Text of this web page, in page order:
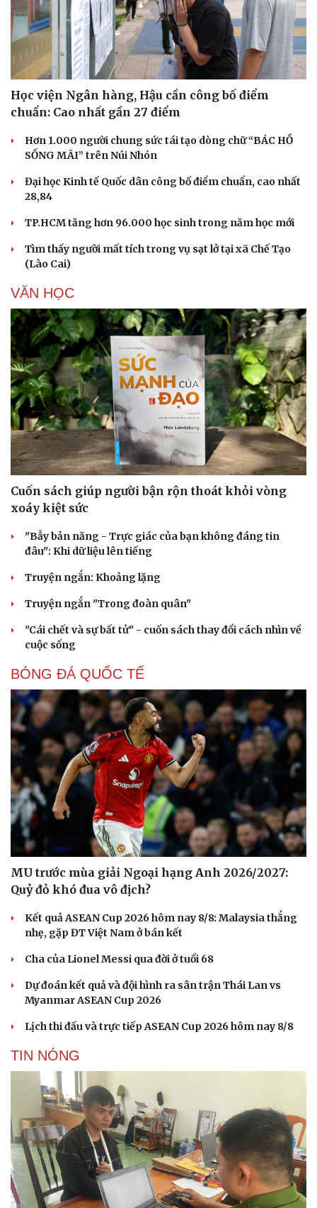
Doanh nghiệp
Thông tin doanh nghiệp
Doanh nghiệp 24h
Doanh nhân
Vì cộng đồng
Sành điệu
Tin Công nghệ
Trải nghiệm
Chuyển đổi số
Sức khỏe
Dinh dưỡng - món ngon
Cây thuốc
Sản phụ khoa
Nhi khoa
Nam khoa
Làm đẹp - giảm cân
Phòng mạch online
Đời sống
Blog
Học viện Ngân hàng, Hậu cần công bố điểm
chuẩn: Cao nhất gần 27 điểm
Hơn 1.000 người chung sức tái tạo dòng chữ “BÁC HỒ
SỐNG MÃI” trên Núi Nhón
Đại học Kinh tế Quốc dân công bố điểm chuẩn, cao nhất
28,84
TP.HCM tăng hơn 96.000 học sinh trong năm học mới
Tìm thấy người mất tích trong vụ sạt lở tại xã Chế Tạo
(Lào Cai)
VĂN HỌC
Cuốn sách giúp người bận rộn thoát khỏi vòng
xoáy kiệt sức
"Bẫy bản năng - Trực giác của bạn không đáng tin
đâu": Khi dữ liệu lên tiếng
Truyện ngắn: Khoảng lặng
Truyện ngắn "Trong đoàn quân"
"Cái chết và sự bất tử" - cuốn sách thay đổi cách nhìn về
cuộc sống
BÓNG ĐÁ QUỐC TẾ
MU trước mùa giải Ngoại hạng Anh 2026/2027:
Quỷ đỏ khó đua vô địch?
Kết quả ASEAN Cup 2026 hôm nay 8/8: Malaysia thắng
nhẹ, gặp ĐT Việt Nam ở bán kết
Cha của Lionel Messi qua đời ở tuổi 68
Dự đoán kết quả và đội hình ra sân trận Thái Lan vs
Myanmar ASEAN Cup 2026
Lịch thi đấu và trực tiếp ASEAN Cup 2026 hôm nay 8/8
TIN NÓNG